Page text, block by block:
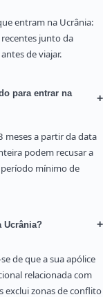
entram na Ucrânia:
junto da
de viajar.
para entrar na
+
meses a partir da data
podem recusar a
mínimo de
Ucrânia? +
de que a sua apólice
relacionada com
exclui zonas de conflito